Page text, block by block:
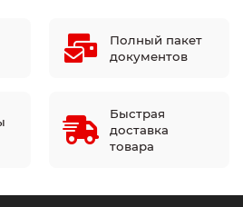
Полный пакет
документов
Быстрая
доставка
товара